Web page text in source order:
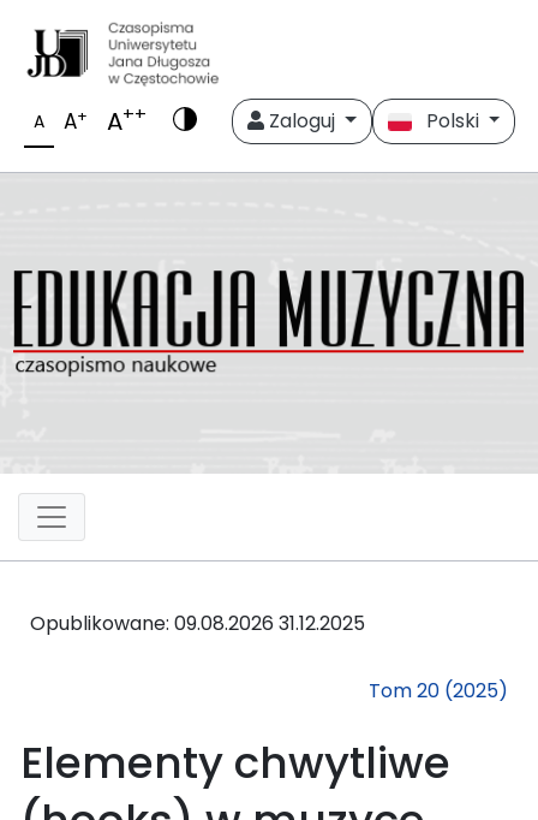
A A+ A++ Zaloguj Polski
Opublikowane: 09.08.2026 31.12.2025
Tom 20 (2025)
Elementy chwytliwe